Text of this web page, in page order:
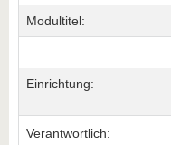
Modultitel:
Einrichtung:
Verantwortlich: